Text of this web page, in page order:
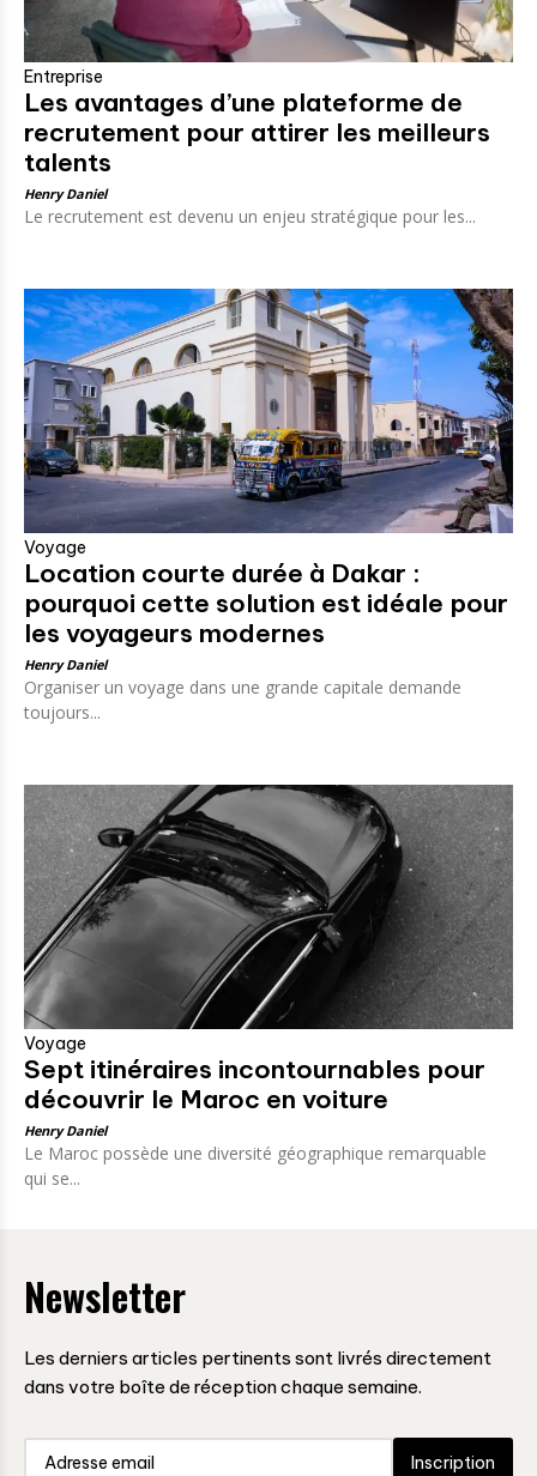
Entreprise
Les avantages d’une plateforme de
recrutement pour attirer les meilleurs
talents
Henry Daniel
Le recrutement est devenu un enjeu stratégique pour les...
Voyage
Location courte durée à Dakar :
pourquoi cette solution est idéale pour
les voyageurs modernes
Henry Daniel
Organiser un voyage dans une grande capitale demande
toujours...
Voyage
Sept itinéraires incontournables pour
découvrir le Maroc en voiture
Henry Daniel
Le Maroc possède une diversité géographique remarquable
qui se...
Newsletter
Les derniers articles pertinents sont livrés directement
dans votre boîte de réception chaque semaine.
Inscription